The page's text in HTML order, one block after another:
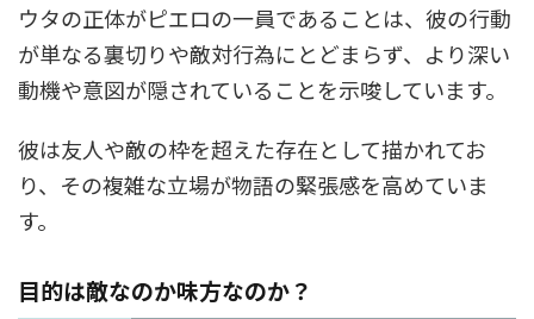
ウタの正体がピエロの一員であることは、彼の行動
が単なる裏切りや敵対行為にとどまらず、より深い
動機や意図が隠されていることを示唆しています。
彼は友人や敵の枠を超えた存在として描かれてお
り、その複雑な立場が物語の緊張感を高めていま
す。
目的は敵なのか味方なのか？